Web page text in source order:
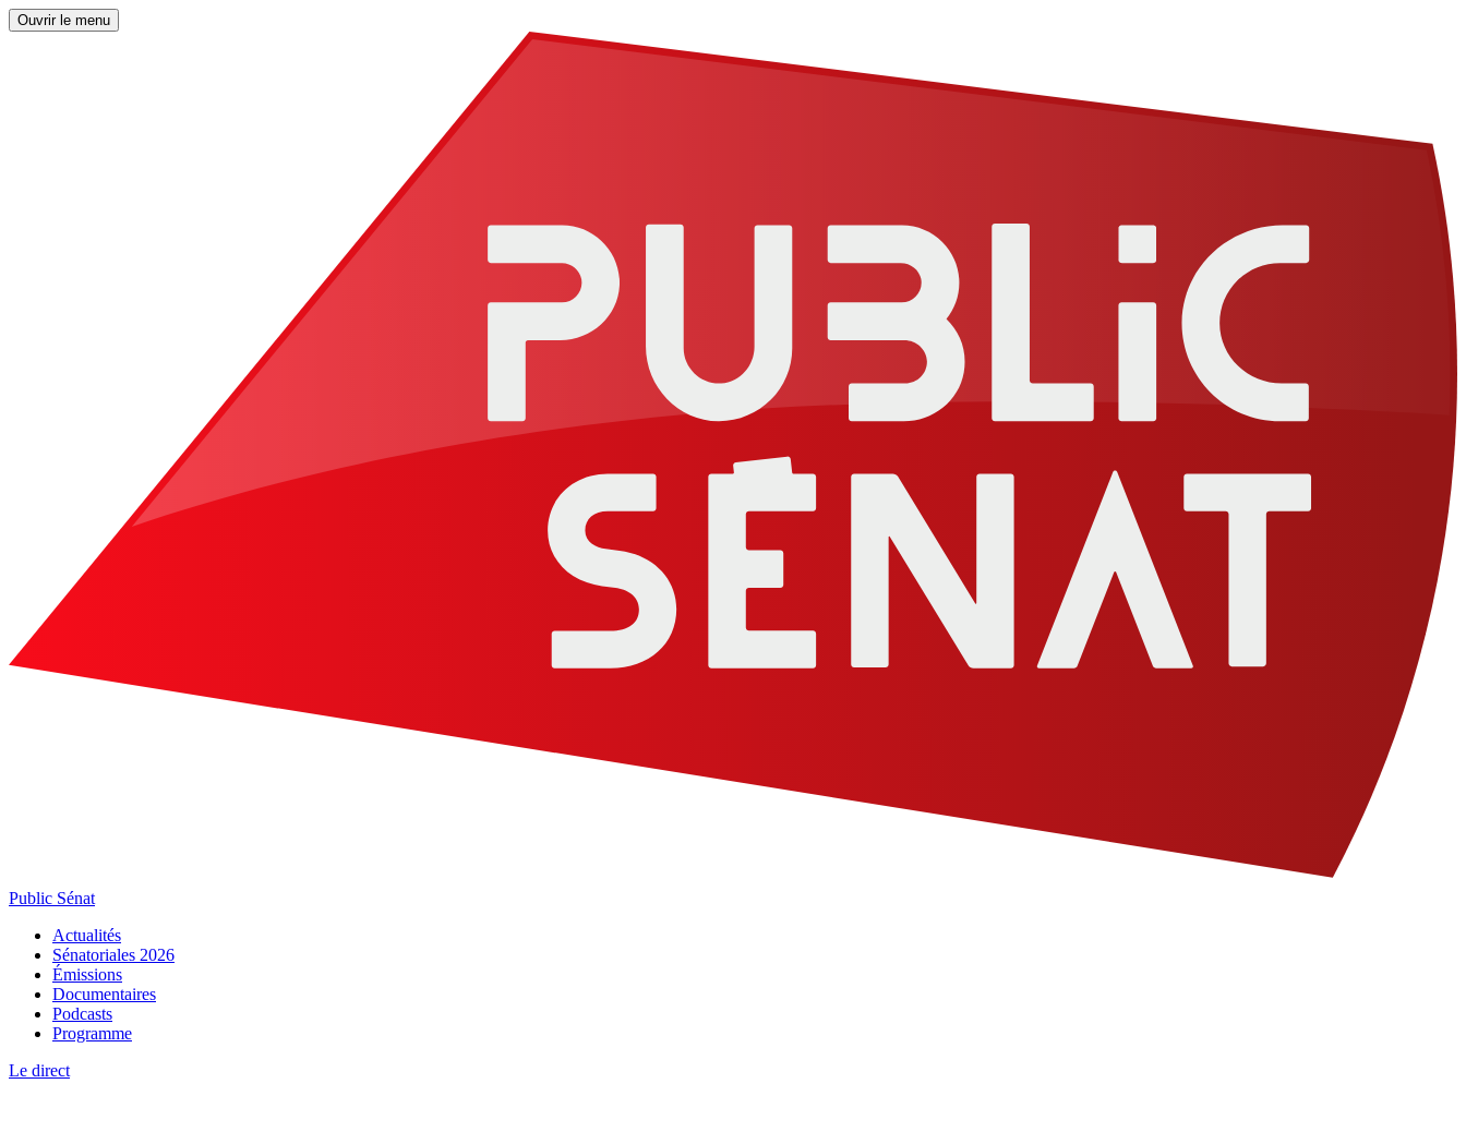
Ouvrir le menu
Public Sénat
Actualités
Sénatoriales 2026
Émissions
Documentaires
Podcasts
Programme
Le direct